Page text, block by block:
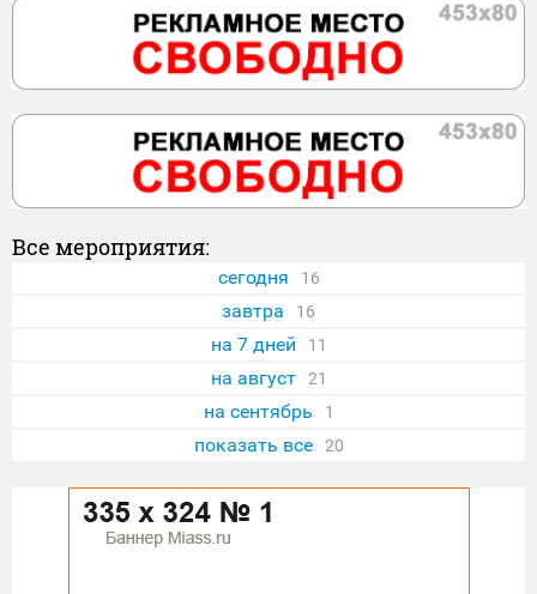
Все мероприятия:
сегодня 16
завтра 16
на 7 дней 11
на август 21
на сентябрь 1
показать все 20